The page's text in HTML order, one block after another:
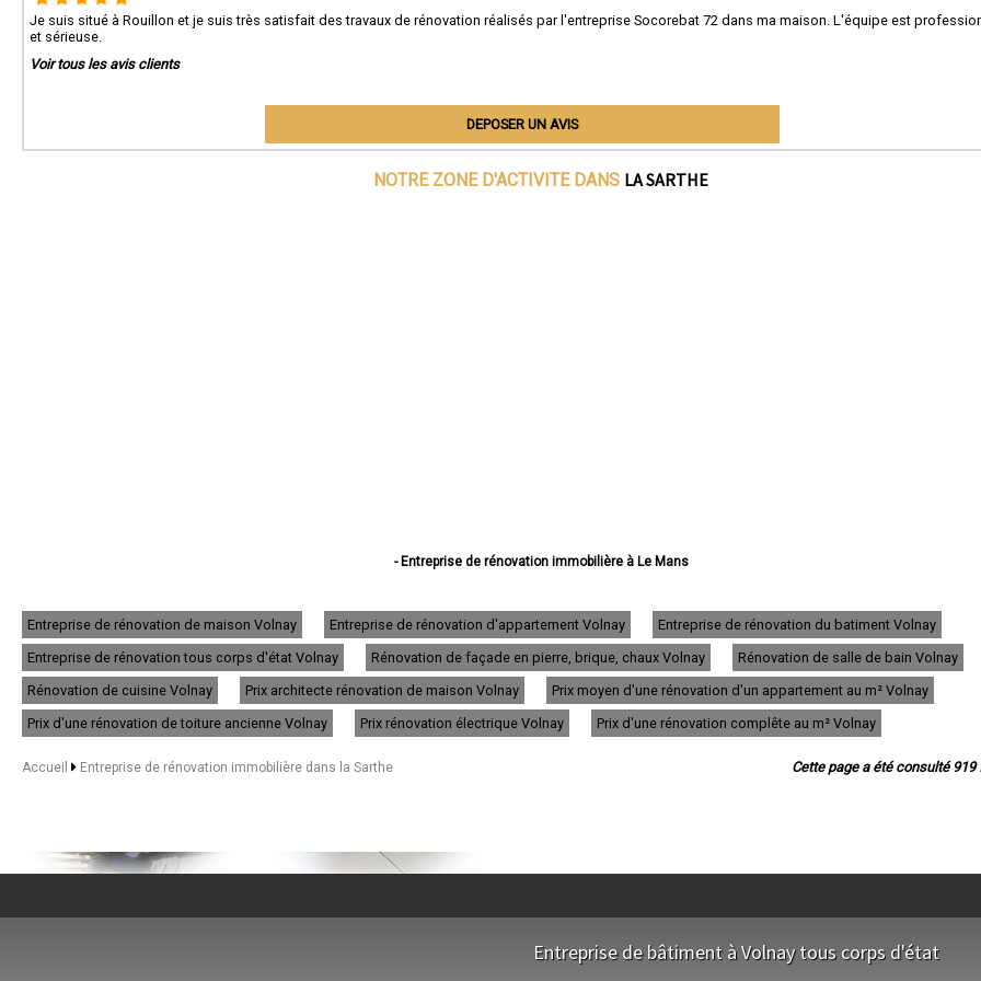
Je suis situé à Rouillon et je suis très satisfait des travaux de rénovation réalisés par l'entreprise Socorebat 72 dans ma maison. L'équipe est
et sérieuse.
Voir tous les avis clients
DEPOSER UN AVIS
NOTRE ZONE D'ACTIVITE DANS LA SARTHE
- Entreprise de rénovation immobilière à Le Mans
- Entreprise de rénovation immobilière à Allonnes
- Entreprise de rénovation immobilière à La Ferté-Bernard
- Entreprise de rénovation immobilière à Coulaines
- Entreprise de rénovation immobilière à Changé
- Entreprise de rénovation immobilière à Mamers
- Entreprise de rénovation immobilière à Arnage
- Entreprise de rénovation immobilière à Parigné-l'Évêque
- Entreprise de rénovation immobilière à Château-du-Loir
- Entreprise de rénovation immobilière à La Suze-sur-Sarthe
- Entreprise de rénovation immobilière à Sargé-lès-le-Mans
- Entreprise de rénovation immobilière à Saint-Calais
Entreprise de rénovation de maison Volnay Entreprise de rénovation d'appartement Volnay
Entreprise de rénovation du batiment Volnay
Entreprise de rénovation tous corps d'état Volnay
Rénovation de façade en pierre, brique, chaux Volnay
Rénovation de salle de bain Volnay
Rénovation de cuisine Volnay
Prix architecte rénovation de maison Volnay
Prix moyen d'une rénovation d'un appartement au m² Volnay
Prix d'une rénovation de toiture ancienne Volnay
Prix rénovation électrique Volnay Prix d'une rénovation complête au m² Volnay
Cette page a été consulté 919
Accueil Entreprise de rénovation immobilière dans la Sarthe
Entreprise de bâtiment à Volnay tous corps d'état